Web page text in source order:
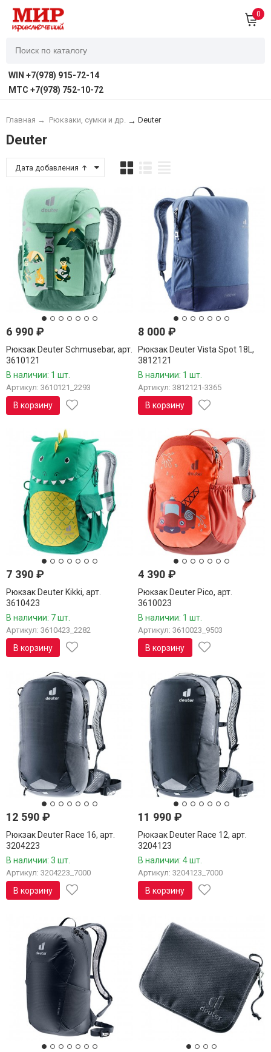
0
WIN +7(978) 915-72-14
MTC +7(978) 752-10-72
Главная → Рюкзаки, сумки и др. → Deuter
Deuter
Дата добавления
6 990 ₽
Рюкзак Deuter Schmusebar, арт.
3610121
В наличии: 1 шт.
Артикул: 3610121_2293
В корзину
8 000₽
Рюкзак Deuter Vista Spot 18L,
3812121
В наличии: 1 шт.
Артикул: 3812121-3365
В корзину
7 390 ₽
Рюкзак Deuter Kikki, арт.
3610423
В наличии: 7 шт.
Артикул: 3610423_2282
В корзину
4 390₽
Рюкзак Deuter Pico, арт.
3610023
В наличии: 1 шт.
Артикул: 3610023_9503
В корзину
12 590 ₽
Рюкзак Deuter Race 16, арт.
3204223
В наличии: 3 шт.
Артикул: 3204223_7000
В корзину
11 990₽
Рюкзак Deuter Race 12, арт.
3204123
В наличии: 4 шт.
Артикул: 3204123_7000
В корзину